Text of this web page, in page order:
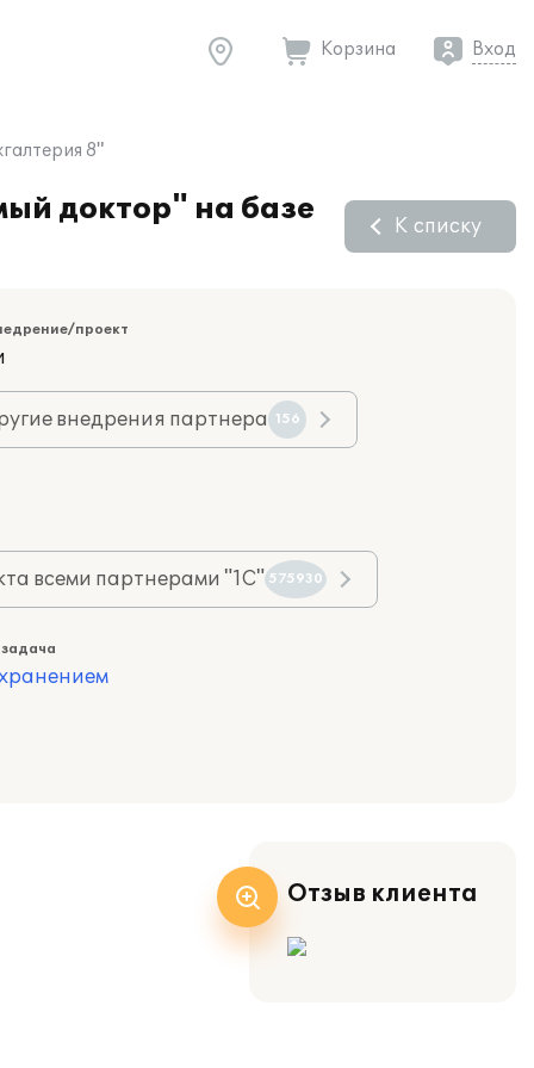
Корзина Вход
8"
доктор" на базе
К списку
проект
внедрения партнера 156
всеми партнерами "1С" 575930
Отзыв клиента